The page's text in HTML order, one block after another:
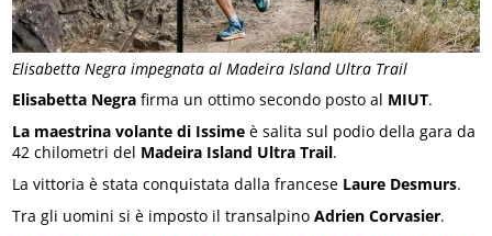
Elisabetta Negra impegnata al Madeira Island Ultra Trail
Elisabetta Negra firma un ottimo secondo posto al MIUT.
La maestrina volante di Issime è salita sul podio della gara da
42 chilometri del Madeira Island Ultra Trail.
La vittoria è stata conquistata dalla francese Laure Desmurs.
Tra gli uomini si è imposto il transalpinoAdrien Corvasier.